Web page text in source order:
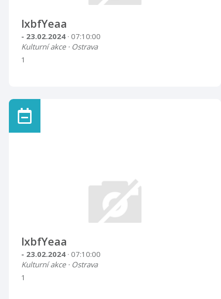
lxbfYeaa
- 23.02.2024 · 07:10:00
Kulturní akce · Ostrava
1
lxbfYeaa
- 23.02.2024 · 07:10:00
Kulturní akce · Ostrava
1